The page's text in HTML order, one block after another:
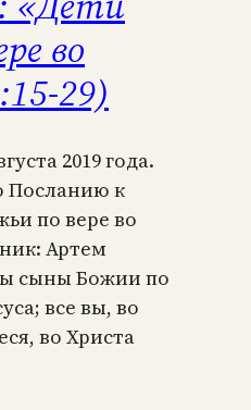
во
29)
2019 года.
Посланию к
по вере во
Артем
сыны Божии по
все вы, во
во Христа